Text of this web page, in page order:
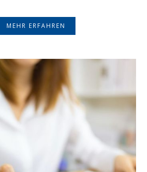
MEHR ERFAHREN